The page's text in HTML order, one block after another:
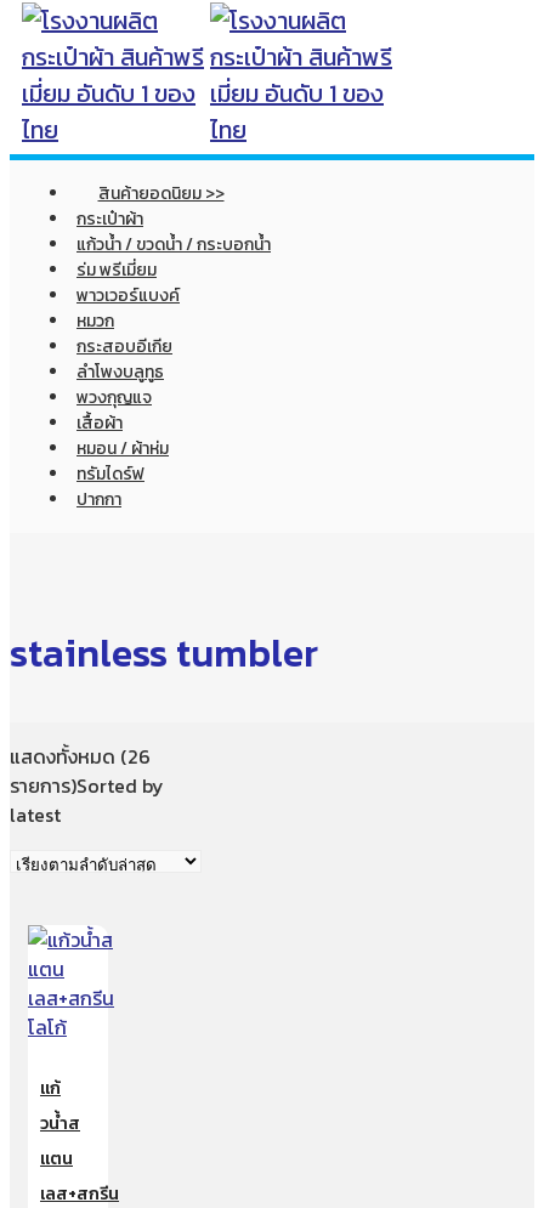
สินค้ายอดนิยม >>
กระเป๋าผ้า
แก้วน้ำ / ขวดน้ำ / กระบอกน้ำ
ร่ม พรีเมี่ยม
พาวเวอร์แบงค์
หมวก
กระสอบอีเกีย
ลำโพงบลูทูธ
พวงกุญแจ
เสื้อผ้า
หมอน / ผ้าห่ม
ทรัมไดร์ฟ
ปากกา
stainless tumbler
แสดงทั้งหมด (26
รายการ)Sorted by
latest
แก้
วน้ำส
แตน
เลส+สกรีน